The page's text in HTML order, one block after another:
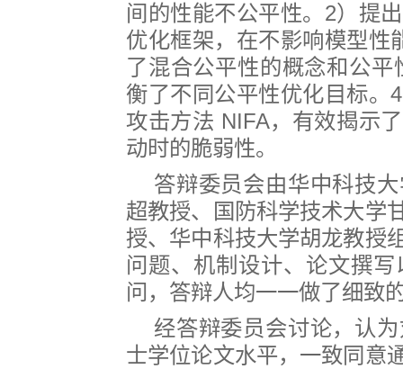
间的性能不公平性。 2）提
优化框架，在不影响模型性
了混合公平性的概念和公平
衡了不同公平性优化目标。4
攻击方法 NIFA，有效揭示
动时的脆弱性。
答辩委员会由华中科技
超教授、国防科学技术大学
授、华中科技大学胡龙教授
问题、机制设计、论文撰
问，答辩人均一一做了细致
经答辩委员会讨论，认
士学位论文水平，一致同意